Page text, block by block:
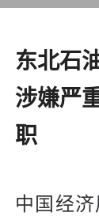
东北石
涉嫌严
职
中国经